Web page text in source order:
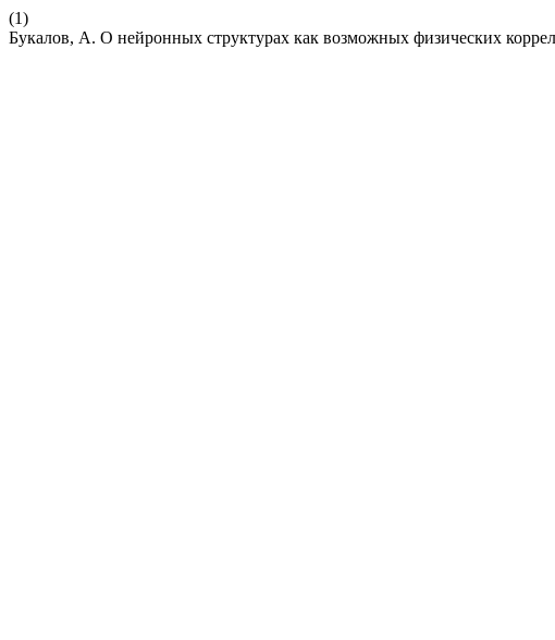
(1)
Букалов, А. О нейронных структурах как возможных физических